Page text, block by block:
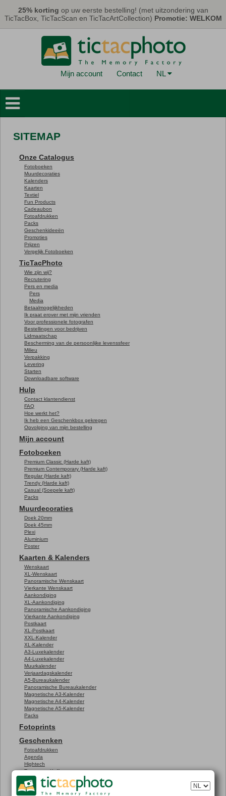
25% korting op uw eerste bestelling! (met uitzondering van
TicTacBox, TicTacScan en TicTacArtCollection) Promotie: WELKOM
Mijn account Contact NL
Muurdecoraties
Kaarten & Kalenders
Fotoprints
Geschenken
TicTacBox
Eco
Promo
SITEMAP
Onze Catalogus
Fotoboeken
Muurdecoraties
Kalenders
Kaarten
Textiel
Fun Products
Cadeaubon
Fotoafdrukken
Packs
Geschenkideeën
Promoties
Prijzen
Vergelijk Fotoboeken
TicTacPhoto
Wie zijn wij?
Recrutering
Pers en media
Pers
Media
Betaalmogelijkheden
Ik praat erover met mijn vrienden
Voor professionele fotografen
Bestellingen voor bedrijven
Lidmaatschap
Bescherming van de persoonlijke levenssfeer
Milieu
Verpakking
Levering
Starten
Downloadbare software
Hulp
Contact klantendienst
FAQ
Hoe werkt het?
Ik heb een Geschenkbox gekregen
Opvolging van mijn bestelling
Mijn account
Fotoboeken
Premium Classic (Harde kaft)
Premium Contemporary (Harde kaft)
Regular (Harde kaft)
Trendy (Harde kaft)
Casual (Soepele kaft)
Packs
Muurdecoraties
Doek 20mm
Doek 45mm
Plexi
Aluminium
Poster
Kaarten & Kalenders
Wenskaart
XL-Wenskaart
Panoramische Wenskaart
Vierkante Wenskaart
Aankondiging
XL-Aankondiging
Panoramische Aankondiging
Vierkante Aankondiging
Postkaart
XL-Postkaart
XXL-Kalender
XL-Kalender
A3-Luxekalender
A4-Luxekalender
Muurkalender
Verjaardagskalender
A5-Bureaukalender
Panoramische Bureaukalender
Magnetische A3-Kalender
Magnetische A4-Kalender
Magnetische A5-Kalender
Packs
Fotoprints
Geschenken
Fotoafdrukken
Agenda
Hightech
Tassen en Koffers
Textiel
Eten en drinken
Speelgoed